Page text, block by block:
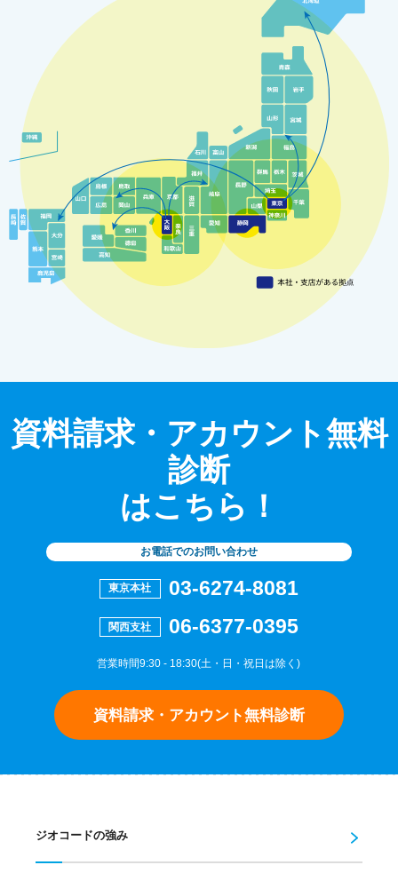
資料請求・アカウント無料
診断
はこちら！
お電話でのお問い合わせ
東京本社 03-6274-8081
関西支社 06-6377-0395
営業時間9:30 - 18:30(土・日・祝日は除く)
資料請求・アカウント無料診断
ジオコードの強み